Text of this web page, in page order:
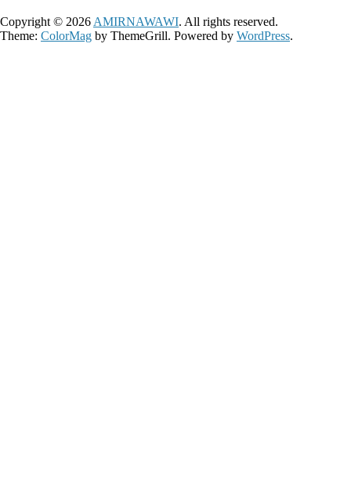
Copyright © 2026 AMIRNAWAWI. All rights reserved.
Theme: ColorMag by ThemeGrill. Powered by WordPress.